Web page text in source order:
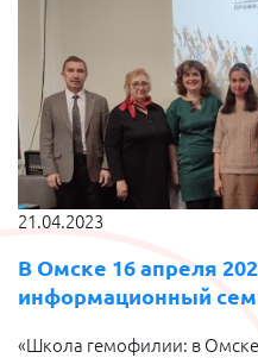
21.04.2023
В Омске 16 апреля
информационный
«Школа гемофилии: в